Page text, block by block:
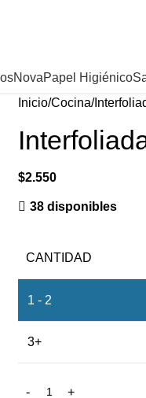
NovaPapel Higiénico
Inicio Cocina
$2.550
38 disponibles
CANTIDAD
1 - 2
3+